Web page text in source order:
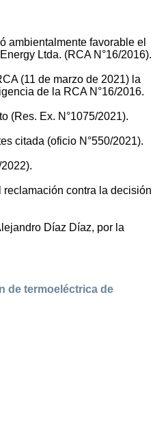
ambientalmente favorable el
Ltda. (RCA N°16/2016).
(11 de marzo de 2021) la
de la RCA N°16/2016.
(Res. Ex. N°1075/2021).
citada (oficio N°550/2021).
contra la decisión
Díaz Díaz, por la
de termoeléctrica de